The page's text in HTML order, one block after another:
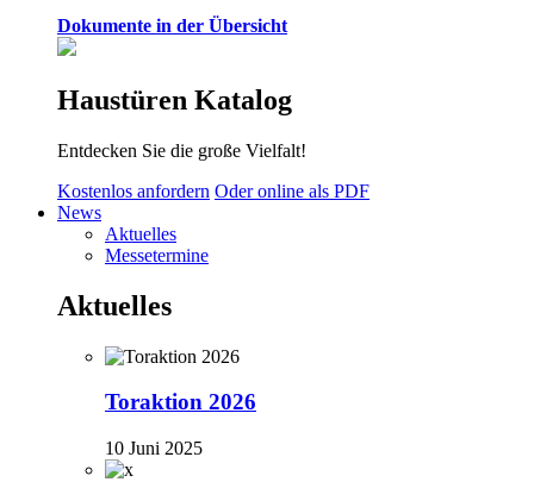
Dokumente in der Übersicht
Haustüren Katalog
Entdecken Sie die große Vielfalt!
Kostenlos anfordern Oder online als PDF
News
Aktuelles
Messetermine
Aktuelles
Toraktion 2026
10 Juni 2025